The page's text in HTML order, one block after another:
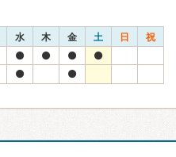
水 木 金 土 日 祝